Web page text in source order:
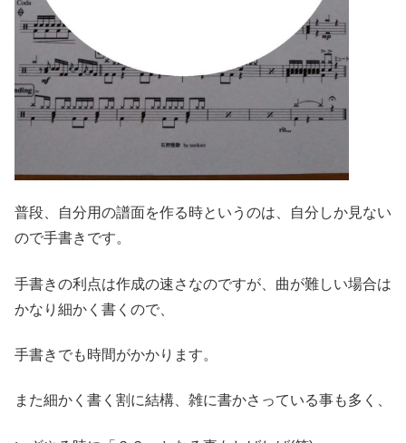
普段、自分用の譜面を作る時というのは、自分しか見ない
ので手書きです。
手書きの利点は作成の速さなのですが、曲が難しい場合は
かなり細かく書くので、
手書きでも時間がかかります。
また細かく書く割に結構、雑に書かさっている事も多く、